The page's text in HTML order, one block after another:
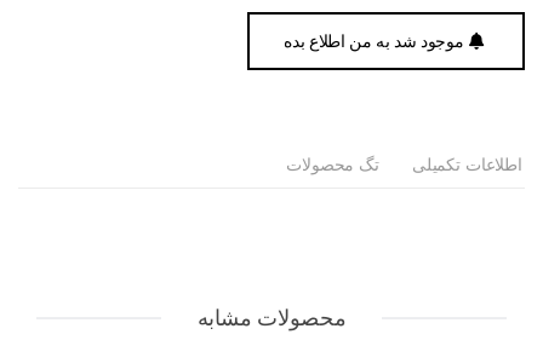
موجود شد به من اطلاع بده
اطلاعات تکمیلی تگ محصولات
محصولات مشابه